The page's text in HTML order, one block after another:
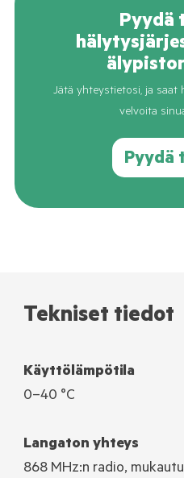
Pyydä
Jätä yhteystietosi, ja saat
velvoita
Pyydä
Tekniset tiedot
Käyttölämpötila
0–40 °C
Langaton yhteys
868 MHz:n radio,